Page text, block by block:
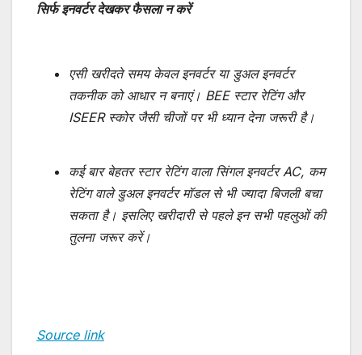
सिर्फ इनवर्टर देखकर फैसला न करें
एसी खरीदते समय केवल इनवर्टर या डुअल इनवर्टर
तकनीक को आधार न बनाएं। BEE स्टार रेटिंग और
ISEER स्कोर जैसी चीजों पर भी ध्यान देना जरूरी है।
कई बार बेहतर स्टार रेटिंग वाला सिंगल इनवर्टर AC, कम
रेटिंग वाले डुअल इनवर्टर मॉडल से भी ज्यादा बिजली बचा
सकता है। इसलिए खरीदारी से पहले इन सभी पहलुओं की
तुलना जरूर करें।
Source link